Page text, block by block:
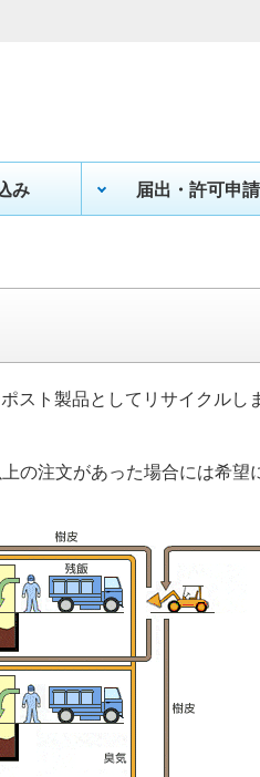
み 届出・許可申請
スト製品としてリサイクルし
の注文があった場合には希望